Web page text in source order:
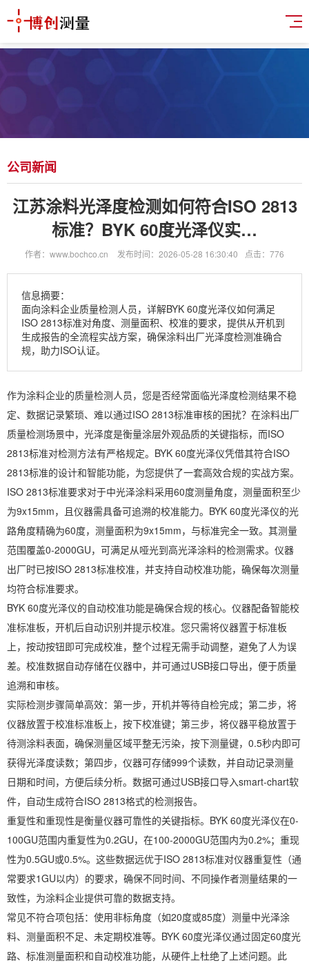
公司新闻
江苏涂料光泽度检测如何符合ISO 2813
标准？BYK 60度光泽仪实…
作者：www.bochco.cn 发布时间：2026-05-28 16:30:40 点击：776
信息摘要：
面向涂料企业质量检测人员，详解BYK 60度光泽仪如何满足
ISO 2813标准对角度、测量面积、校准的要求，提供从开机到
生成报告的全流程实战方案，确保涂料出厂光泽度检测准确合
规，助力ISO认证。
作为涂料企业的质量检测人员，您是否经常面临光泽度检测结果不稳
定、数据记录繁琐、难以通过ISO 2813标准审核的困扰？在涂料出厂
质量检测场景中，光泽度是衡量涂层外观品质的关键指标，而ISO
2813标准对检测方法有严格规定。BYK 60度光泽仪凭借其符合ISO
2813标准的设计和智能功能，为您提供了一套高效合规的实战方案。
ISO 2813标准要求对于中光泽涂料采用60度测量角度，测量面积至少
为9x15mm，且仪器需具备可追溯的校准能力。BYK 60度光泽仪的光
路角度精确为60度，测量面积为9x15mm，与标准完全一致。其测量
范围覆盖0-2000GU，可满足从哑光到高光泽涂料的检测需求。仪器
出厂时已按ISO 2813标准校准，并支持自动校准功能，确保每次测量
均符合标准要求。
BYK 60度光泽仪的自动校准功能是确保合规的核心。仪器配备智能校
准标准板，开机后自动识别并提示校准。您只需将仪器置于标准板
上，按动按钮即可完成校准，整个过程无需手动调整，避免了人为误
差。校准数据自动存储在仪器中，并可通过USB接口导出，便于质量
追溯和审核。
实际检测步骤简单高效：第一步，开机并等待自检完成；第二步，将
仪器放置于校准标准板上，按下校准键；第三步，将仪器平稳放置于
待测涂料表面，确保测量区域平整无污染，按下测量键，0.5秒内即可
获得光泽度读数；第四步，仪器可存储999个读数，并自动记录测量
日期和时间，方便后续分析。数据可通过USB接口导入smart-chart软
件，自动生成符合ISO 2813格式的检测报告。
重复性和重现性是衡量仪器可靠性的关键指标。BYK 60度光泽仪在0-
100GU范围内重复性为0.2GU，在100-2000GU范围内为0.2%；重现
性为0.5GU或0.5%。这些数据远优于ISO 2813标准对仪器重复性（通
常要求1GU以内）的要求，确保不同时间、不同操作者测量结果的一
致性，为涂料企业提供可靠的数据支持。
常见不符合项包括：使用非标角度（如20度或85度）测量中光泽涂
料、测量面积不足、未定期校准等。BYK 60度光泽仪通过固定60度光
路、标准测量面积和自动校准功能，从硬件上杜绝了上述问题。此